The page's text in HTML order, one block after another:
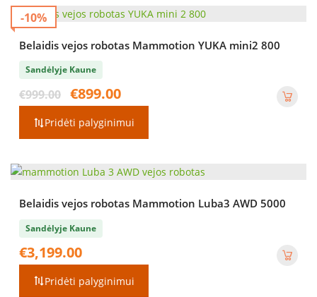
-10%
Belaidis vejos robotas Mammotion YUKA mini2 800
Sandėlyje Kaune
€999.00
Original
price
was:
€999.00.
€899.00
€899.00.
Pridėti palyginimui
Belaidis vejos robotas Mammotion Luba3 AWD 5000
Sandėlyje Kaune
€3,199.00
Pridėti palyginimui